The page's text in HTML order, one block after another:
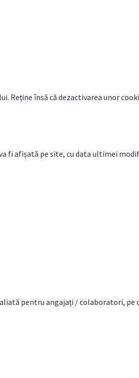
însă că dezactivarea unor
fi afișată pe site, cu data ultimei
pentru angajați / colaboratori, pe